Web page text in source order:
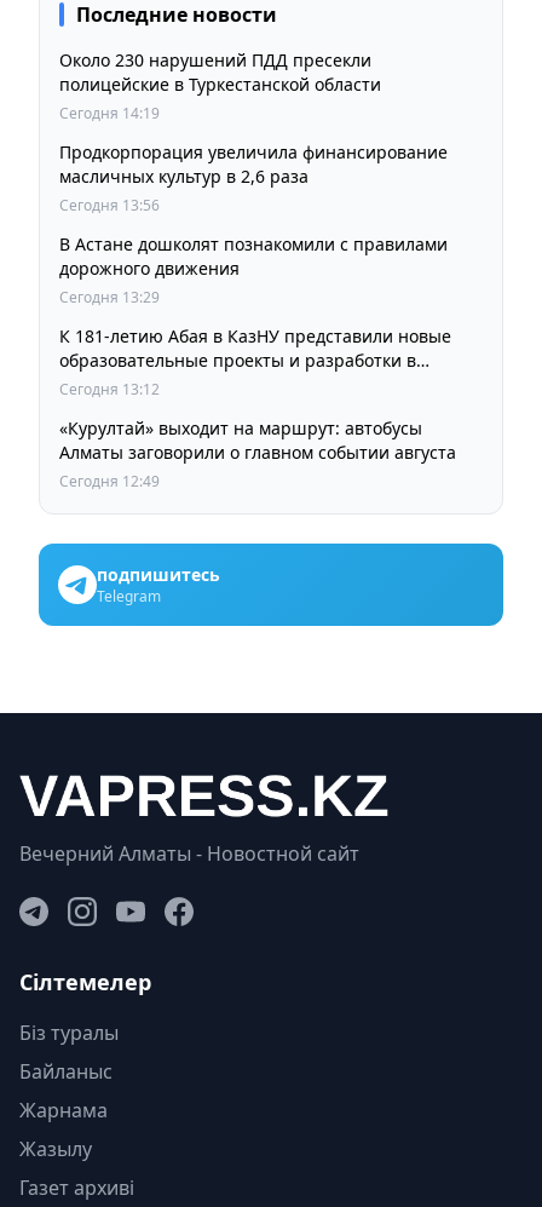
Последние новости
Около 230 нарушений ПДД пресекли
полицейские в Туркестанской области
Сегодня 14:19
Продкорпорация увеличила финансирование
масличных культур в 2,6 раза
Сегодня 13:56
В Астане дошколят познакомили с правилами
дорожного движения
Сегодня 13:29
К 181-летию Абая в КазНУ представили новые
образовательные проекты и разработки в
области абаеведения
Сегодня 13:12
«Курултай» выходит на маршрут: автобусы
Алматы заговорили о главном событии августа
Сегодня 12:49
подпишитесь
Telegram
Вечерний Алматы - Новостной сайт
Сілтемелер
Біз туралы
Байланыс
Жарнама
Жазылу
Газет архиві